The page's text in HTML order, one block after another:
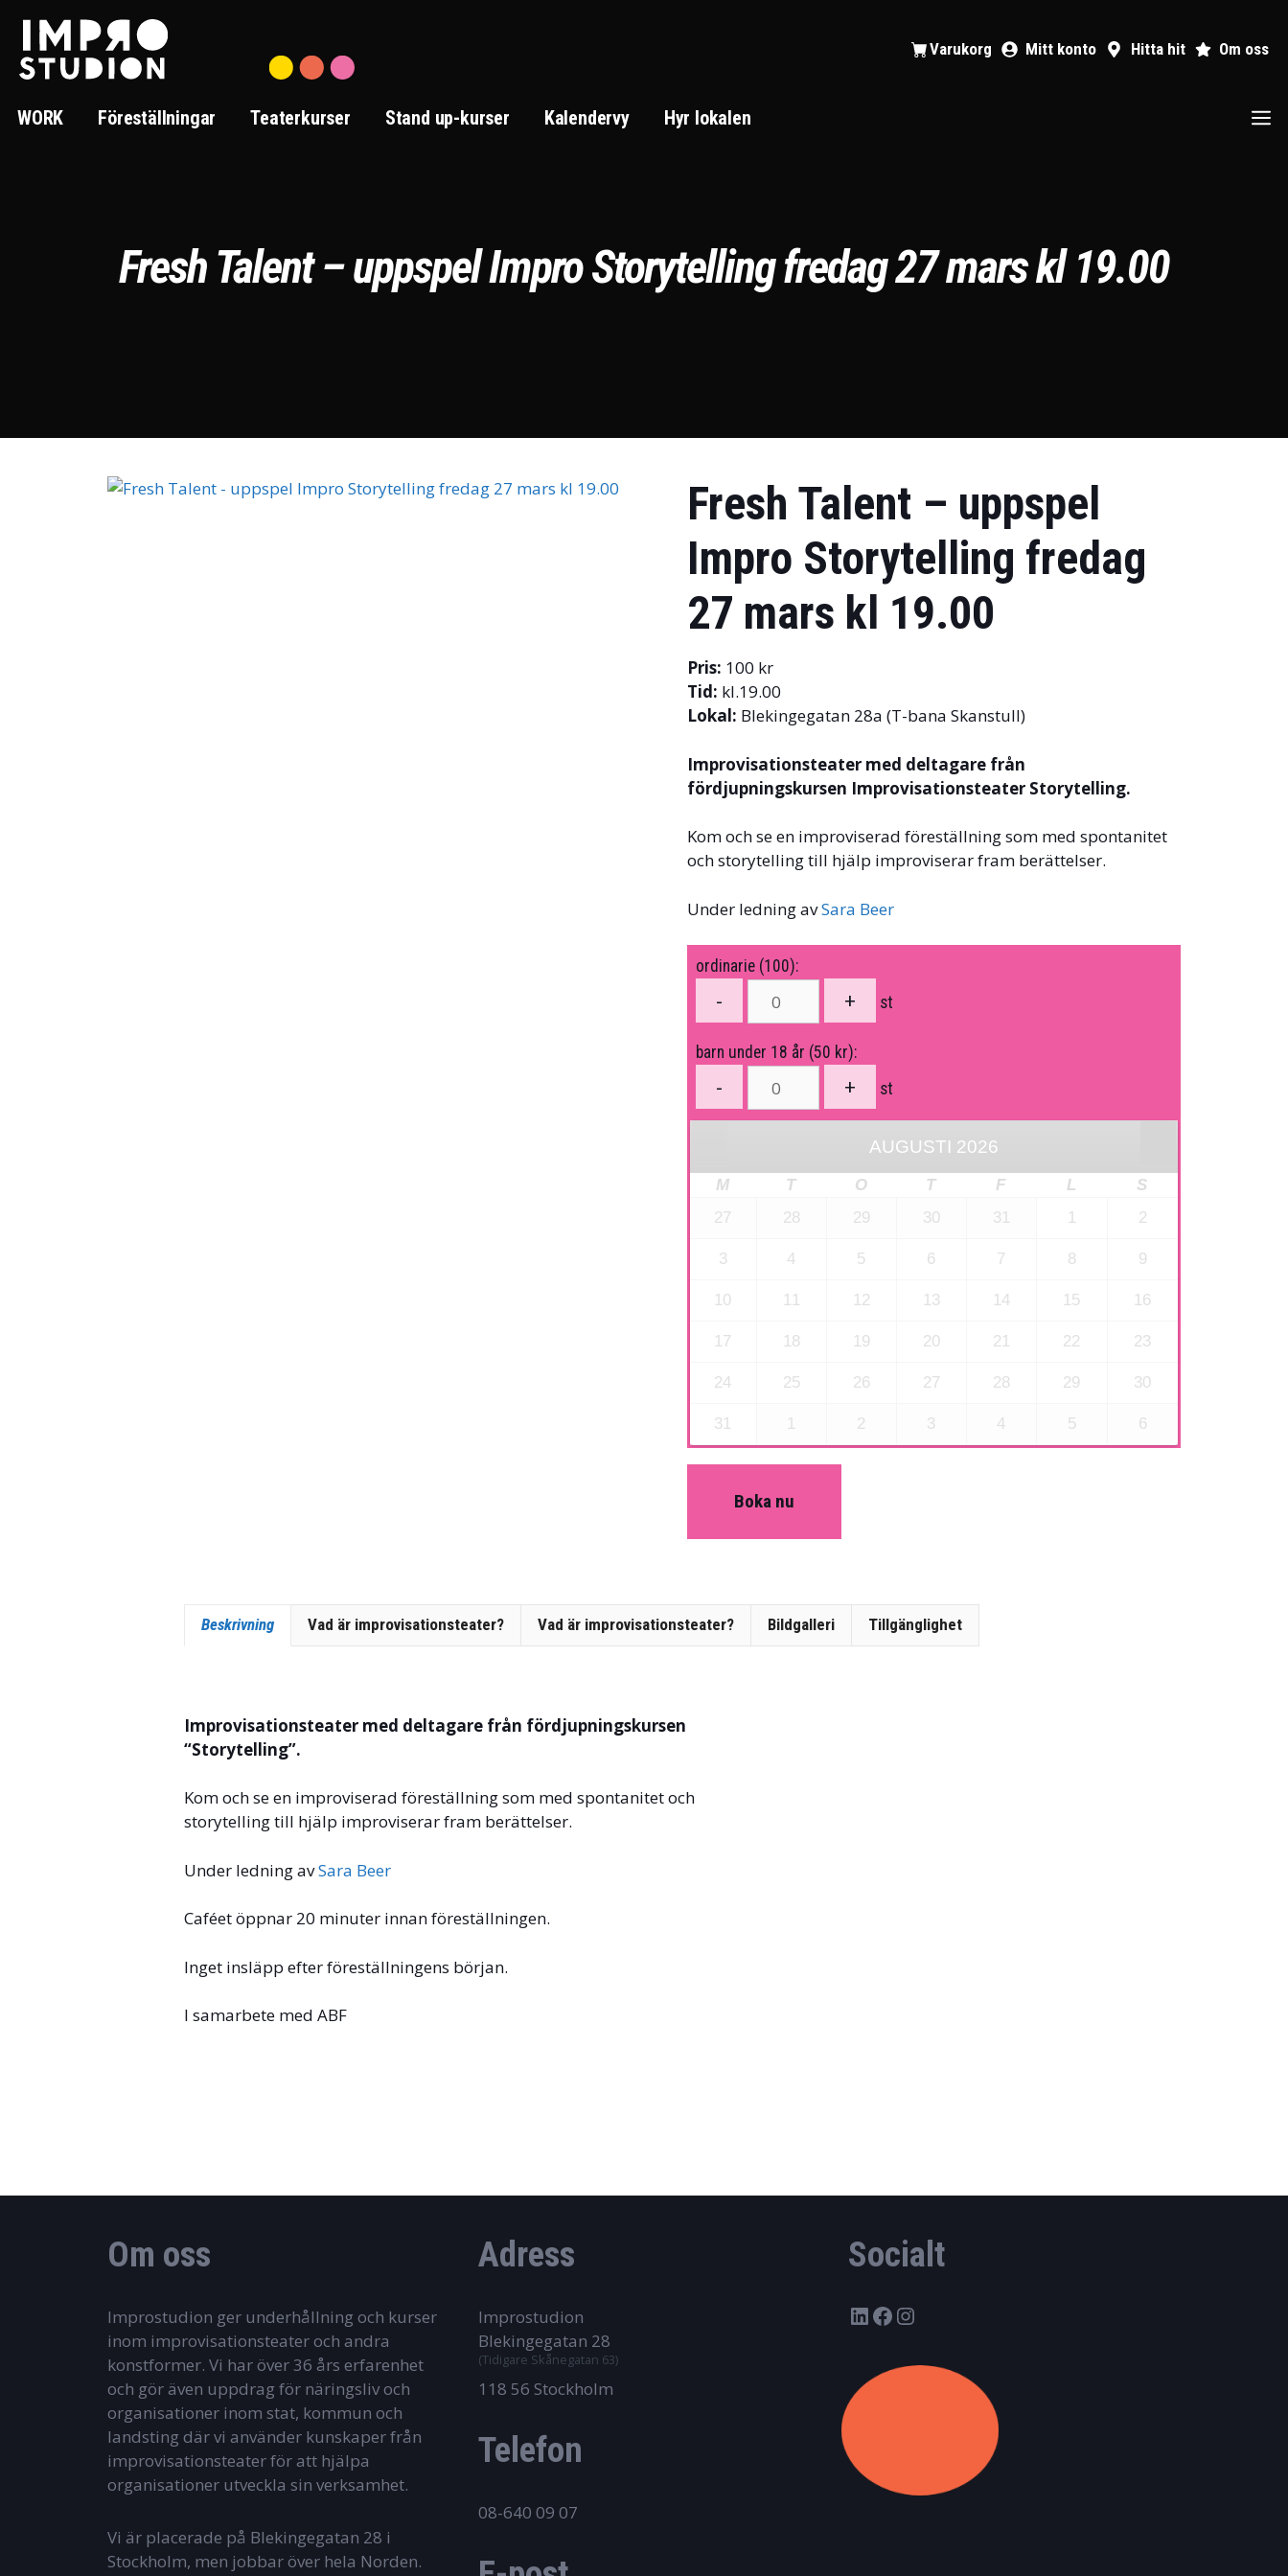
innehåll
Varukorg Mitt konto Hitta hit Om oss
WORK Föreställningar Teaterkurser Stand up-kurser Kalendervy Hyr lokalen
Fresh Talent – uppspel Impro Storytelling fredag 27 mars kl 19.00
Fresh Talent – uppspel
Impro Storytelling fredag
27 mars kl 19.00
Pris: 100 kr
Tid: kl.19.00
Lokal: Blekingegatan 28a (T-bana Skanstull)
Improvisationsteater med deltagare från
fördjupningskursen Improvisationsteater Storytelling.
Kom och se en improviserad föreställning som med spontanitet
och storytelling till hjälp improviserar fram berättelser.
Under ledning avSara Beer
ordinarie (100):
st
barn under 18 år (50 kr):
st
AUGUSTI 2026
M T O T F L
S
27
28 29 30 31 1 2
3 4 5 6 7 8 9
10 11 12 13 14 15 16
17 18 19 20 21 22 23
24 25 26 27 28 29 30
31 1 2 3 4 5 6
Boka nu
Beskrivning Vad är improvisationsteater? Vad är improvisationsteater? Bildgalleri Tillgänglighet
Improvisationsteater med deltagare från fördjupningskursen
“Storytelling”.
Kom och se en improviserad föreställning som med spontanitet och
storytelling till hjälp improviserar fram berättelser.
Under ledning avSara Beer
Caféet öppnar 20 minuter innan föreställningen.
Inget insläpp efter föreställningens början.
I samarbete med ABF
Om oss
Improstudion ger underhållning och kurser
inom improvisationsteater och andra
konstformer. Vi har över 36 års erfarenhet
och gör även uppdrag för näringsliv och
organisationer inom stat, kommun och
landsting där vi använder kunskaper från
improvisationsteater för att hjälpa
organisationer utveckla sin verksamhet.
Vi är placerade på Blekingegatan 28 i
Stockholm, men jobbar över hela Norden.
Adress
Improstudion
Blekingegatan 28
(Tidigare Skånegatan 63)
118 56 Stockholm
Telefon
08-640 09 07
Socialt
LinkedIn
Facebook
Instagram